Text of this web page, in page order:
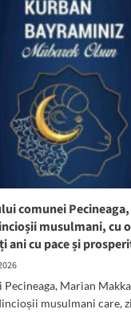
comunei
musulmani, cu
ani cu pace și
Marian
musulmani care,